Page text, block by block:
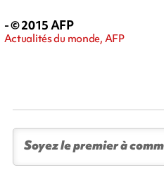
- © 2015 AFP
Actualités du monde, AFP